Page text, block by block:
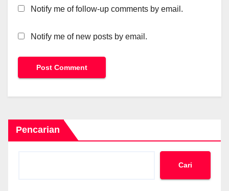
Notify me of follow-up comments by email.
Notify me of new posts by email.
Pencarian
Cari